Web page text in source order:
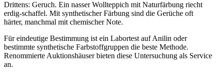
Drittens: Geruch. Ein nasser Wollteppich mit Naturfärbung riecht
erdig-schaffel. Mit synthetischer Färbung sind die Gerüche oft
härter, manchmal mit chemischer Note.
Für eindeutige Bestimmung ist ein Labortest auf Anilin oder
bestimmte synthetische Farbstoffgruppen die beste Methode.
Renommierte Auktionshäuser bieten diese Untersuchung als Service
an.